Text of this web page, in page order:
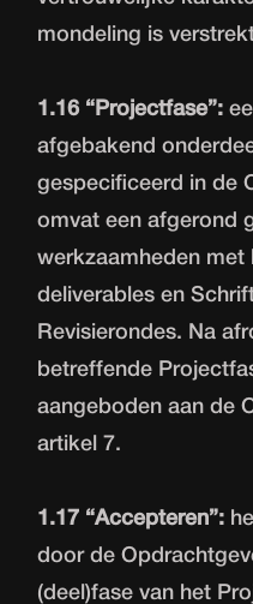
mondeling is
1.16 “Projectfase”:
afgebakend
gespecificeerd in de
omvat een afgerond
werkzaamheden met
deliverables en
Revisierondes. Na
betreffende
aangeboden aan de
artikel 7.
1.17 “Accepteren”:
door de
(deel)fase van het